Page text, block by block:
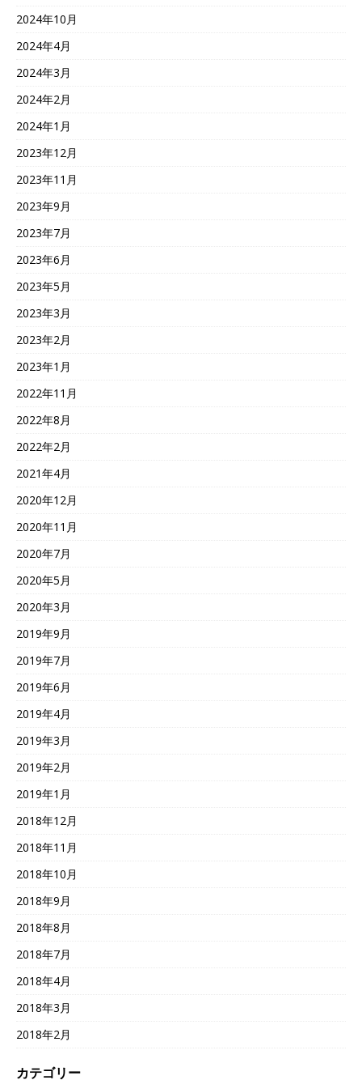
2024年10月
2024年4月
2024年3月
2024年2月
2024年1月
2023年12月
2023年11月
2023年9月
2023年7月
2023年6月
2023年5月
2023年3月
2023年2月
2023年1月
2022年11月
2022年8月
2022年2月
2021年4月
2020年12月
2020年11月
2020年7月
2020年5月
2020年3月
2019年9月
2019年7月
2019年6月
2019年4月
2019年3月
2019年2月
2019年1月
2018年12月
2018年11月
2018年10月
2018年9月
2018年8月
2018年7月
2018年4月
2018年3月
2018年2月
カテゴリー